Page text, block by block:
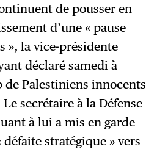
de pousser en
d’une « pause
», la vice-présidente
déclaré samedi à
de Palestiniens innocents
Le secrétaire à la Défense
à lui a mis en garde
stratégique » vers